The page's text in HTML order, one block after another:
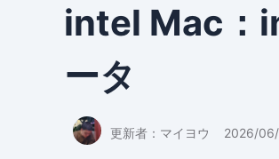
intel Mac：
ータ
更新者： マイヨウ 2026/